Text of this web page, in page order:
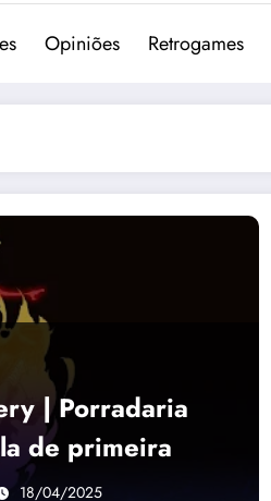
Opiniões Retrogames
| Porradaria
de primeira
18/04/2025